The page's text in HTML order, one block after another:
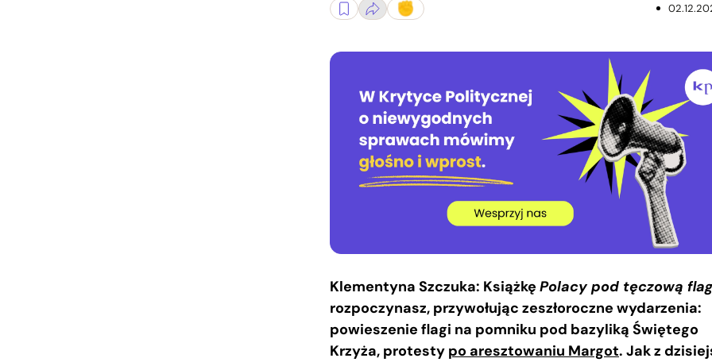
Klementyna Szczuka: Książkę Polacy pod tęczową
rozpoczynasz, przywołując zeszłoroczne wydarzenia:
powieszenie flagi na pomniku pod bazyliką Świętego
Krzyża, protesty po aresztowaniu Margot. Jak z